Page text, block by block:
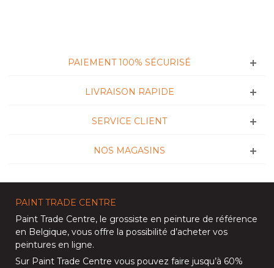
PAIEMENT 100% SÉCURISÉ
LIVRAISON RAPIDE
SERVICE CLIENT
NOS MAGASINS
PAINT TRADE CENTRE
Paint Trade Centre, le grossiste en peinture de référence
en Belgique, vous offre la possibilité d’acheter vos
peintures en ligne.
Sur Paint Trade Centre vous pouvez faire jusqu’à 60%